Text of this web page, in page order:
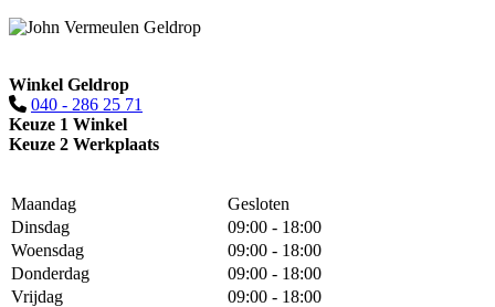
Winkel Geldrop
040 - 286 25 71
Keuze 1 Winkel
Keuze 2 Werkplaats
Maandag
Gesloten
Dinsdag
09:00 - 18:00
Woensdag
09:00 - 18:00
Donderdag
09:00 - 18:00
Vrijdag
09:00 - 18:00